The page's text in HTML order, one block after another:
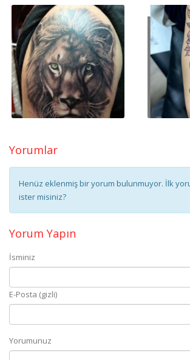
Yorumlar
Henüz eklenmiş bir yorum bulunmuyor. İlk
ister misiniz?
Yorum Yapın
İsminiz
E-Posta (gizli)
Yorumunuz